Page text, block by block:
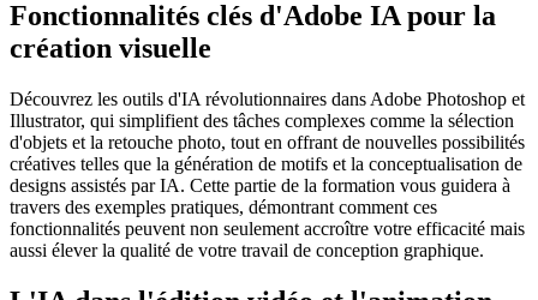
Fonctionnalités clés d'Adobe IA pour la
création visuelle
Découvrez les outils d'IA révolutionnaires dans Adobe Photoshop et
Illustrator, qui simplifient des tâches complexes comme la sélection
d'objets et la retouche photo, tout en offrant de nouvelles possibilités
créatives telles que la génération de motifs et la conceptualisation de
designs assistés par IA. Cette partie de la formation vous guidera à
travers des exemples pratiques, démontrant comment ces
fonctionnalités peuvent non seulement accroître votre efficacité mais
aussi élever la qualité de votre travail de conception graphique.